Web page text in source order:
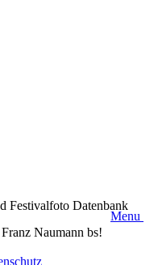
Festivalfoto Datenbank
Menu
Naumann bs!